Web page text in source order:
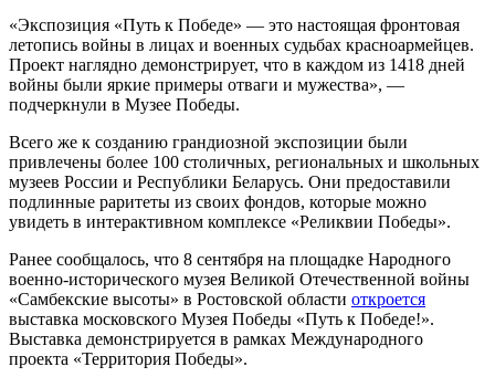
«Экспозиция «Путь к Победе» — это настоящая фронтовая
летопись войны в лицах и военных судьбах красноармейцев.
Проект наглядно демонстрирует, что в каждом из 1418 дней
войны были яркие примеры отваги и мужества», —
подчеркнули в Музее Победы.
Всего же к созданию грандиозной экспозиции были
привлечены более 100 столичных, региональных и школьных
музеев России и Республики Беларусь. Они предоставили
подлинные раритеты из своих фондов, которые можно
увидеть в интерактивном комплексе «Реликвии Победы».
Ранее сообщалось, что 8 сентября на площадке Народного
военно-исторического музея Великой Отечественной войны
«Самбекские высоты» в Ростовской области откроется
выставка московского Музея Победы «Путь к Победе!».
Выставка демонстрируется в рамках Международного
проекта «Территория Победы».